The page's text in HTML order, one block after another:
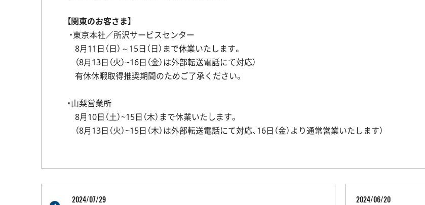
【関東のお客さま】
・東京本社／所沢サービスセンター
8月11日（日）～15日（日）まで休業いたします。
（8月13日（火）~16日（金）は外部転送電話にて対応）
有休休暇取得推奨期間のためご了承ください。
・山梨営業所
8月10日（土）~15日（木）まで休業いたします。
（8月13日（火）~15日（木）は外部転送電話にて対応、16日（金）より通常営業いたします）
2024/07/29 2024/06/20